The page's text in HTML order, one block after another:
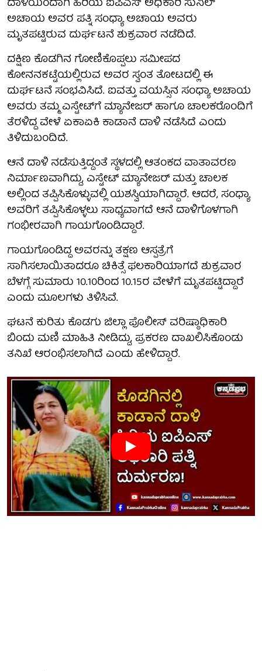
ಅಚಾಯ ಅವರ ಪತ್ನಿ ಸಂಧ್ಯಾ ಅಚಾಯ ಅವರು
ಮೃತಪಟ್ಟಿರುವ ದುರ್ಘಟನೆ ಶುಕ್ರವಾರ ನಡೆದಿದೆ.
ದಕ್ಷಿಣ ಕೊಡಗಿನ ಗೋಣಿಕೊಪ್ಪಲು ಸಮೀಪದ
ಕೋನನಕಟ್ಟೆಯಲ್ಲಿರುವ ಅವರ ಸ್ವಂತ ತೋಟದಲ್ಲಿ ಈ
ದುರ್ಘಟನೆ ಸಂಭವಿಸಿದೆ. ಐವತ್ತು ವಯಸ್ಸಿನ ಸಂಧ್ಯಾ ಅಚಾಯ
ಅವರು ತಮ್ಮ ಎಸ್ಟೇಟ್‌ಗೆ ಮ್ಯಾನೇಜರ್ ಹಾಗೂ ಚಾಲಕರೊಂದಿಗೆ
ತೆರಳಿದ್ದ ವೇಳೆ ಏಕಾಏಕಿ ಕಾಡಾನೆ ದಾಳಿ ನಡೆಸಿದೆ ಎಂದು
ತಿಳಿದುಬಂದಿದೆ.
ಆನೆ ದಾಳಿ ನಡೆಸುತ್ತಿದ್ದಂತೆ ಸ್ಥಳದಲ್ಲಿ ಆತಂಕದ ವಾತಾವರಣ
ನಿರ್ಮಾಣವಾಗಿದ್ದು, ಎಸ್ಟೇಟ್ ಮ್ಯಾನೇಜರ್ ಮತ್ತು ಚಾಲಕ
ಅಲ್ಲಿಂದ ತಪ್ಪಿಸಿಕೊಳ್ಳುವಲ್ಲಿ ಯಶಸ್ವಿಯಾಗಿದ್ದಾರೆ. ಆದರೆ, ಸಂಧ್ಯಾ
ಅವರಿಗೆ ತಪ್ಪಿಸಿಕೊಳ್ಳಲು ಸಾಧ್ಯವಾಗದೆ ಆನೆ ದಾಳಿಗೊಳಗಾಗಿ
ಗಂಭೀರವಾಗಿ ಗಾಯಗೊಂಡಿದ್ದಾರೆ.
ಗಾಯಗೊಂಡಿದ್ದ ಅವರನ್ನು ತಕ್ಷಣ ಆಸ್ಪತ್ರೆಗೆ
ಸಾಗಿಸಲಾಯಿತಾದರೂ ಚಿಕಿತ್ಸೆ ಫಲಕಾರಿಯಾಗದೆ ಶುಕ್ರವಾರ
ಬೆಳಗ್ಗೆ ಸುಮಾರು 10.10ರಿಂದ 10.15ರ ವೇಳೆಗೆ ಮೃತಪಟ್ಟಿದ್ದಾರೆ
ಎಂದು ಮೂಲಗಳು ತಿಳಿಸಿವೆ.
ಘಟನೆ ಕುರಿತು ಕೊಡಗು ಜಿಲ್ಲಾ ಪೊಲೀಸ್ ವರಿಷ್ಠಾಧಿಕಾರಿ
ಬಿಂದು ಮಣಿ ಮಾಹಿತಿ ನೀಡಿದ್ದು, ಪ್ರಕರಣ ದಾಖಲಿಸಿಕೊಂಡು
ತನಿಖೆ ಆರಂಭಿಸಲಾಗಿದೆ ಎಂದು ಹೇಳಿದ್ದಾರೆ.